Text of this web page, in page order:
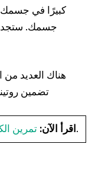
كبيرًا في جسمك
جسمك. ستجد
هناك العديد من
تضمين
اقرأ الآن: تمرين .